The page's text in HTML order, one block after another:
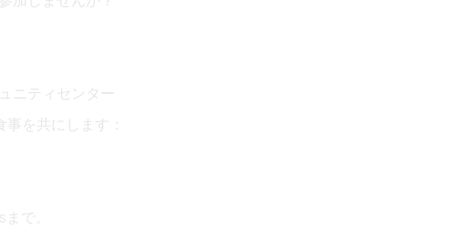
ニティセンター
を共にします：
で。